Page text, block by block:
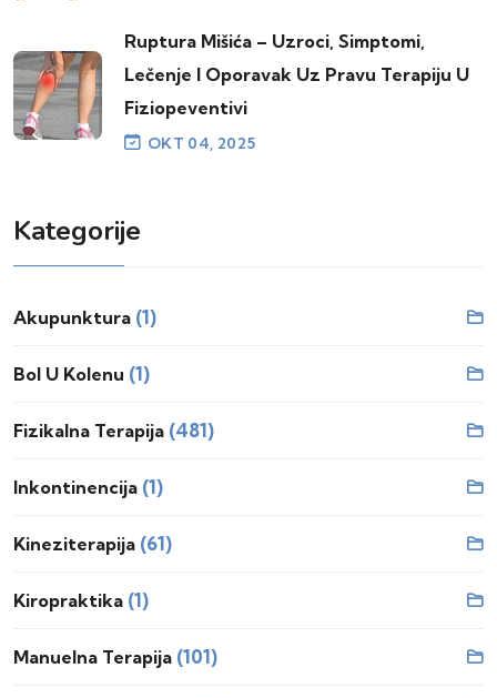
Ruptura Mišića – Uzroci, Simptomi,
Lečenje I Oporavak Uz Pravu Terapiju U
Fiziopeventivi
OKT 04, 2025
Kategorije
Akupunktura (1)
Bol U Kolenu (1)
Fizikalna Terapija (481)
Inkontinencija (1)
Kineziterapija (61)
Kiropraktika (1)
Manuelna Terapija (101)